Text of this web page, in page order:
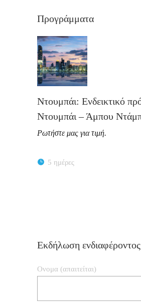
Προγράμματα
Ντουμπάι: Ενδεικτικό
Ντουμπάι – Άμπου
Ρωτήστε μας για τιμή.
5 ημέρες
Εκδήλωση ενδιαφέροντος
Ονομα (απαιτείται)